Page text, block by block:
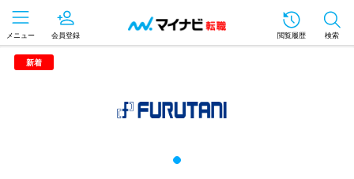
メニュー 会員登録 閲覧履歴 検索
新着